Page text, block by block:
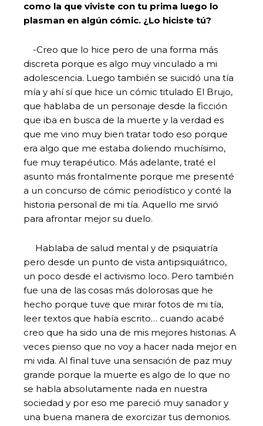
como la que viviste con tu prima luego lo
plasman en algún cómic. ¿Lo hiciste tú?
-Creo que lo hice pero de una forma más
discreta porque es algo muy vinculado a mi
adolescencia. Luego también se suicidó una tía
mía y ahí sí que hice un cómic titulado El Brujo,
que hablaba de un personaje desde la ficción
que iba en busca de la muerte y la verdad es
que me vino muy bien tratar todo eso porque
era algo que me estaba doliendo muchísimo,
fue muy terapéutico. Más adelante, traté el
asunto más frontalmente porque me presenté
a un concurso de cómic periodístico y conté la
historia personal de mi tía. Aquello me sirvió
para afrontar mejor su duelo.
Hablaba de salud mental y de psiquiatría
pero desde un punto de vista antipsiquiátrico,
un poco desde el activismo loco. Pero también
fue una de las cosas más dolorosas que he
hecho porque tuve que mirar fotos de mi tía,
leer textos que había escrito… cuando acabé
creo que ha sido una de mis mejores historias. A
veces pienso que no voy a hacer nada mejor en
mi vida. Al final tuve una sensación de paz muy
grande porque la muerte es algo de lo que no
se habla absolutamente nada en nuestra
sociedad y por eso me pareció muy sanador y
una buena manera de exorcizar tus demonios.